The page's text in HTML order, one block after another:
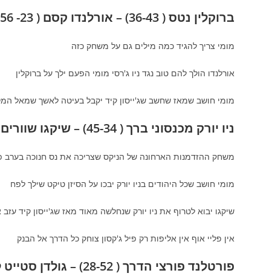
ברוקלין נטס ( 36-43) – אורלנדו קסם ( 23- 56 ) 1:00 שעון צומת רעננה
מומי צריך להגיד כמה מילים גם על משחק כזה
אורלנדו הולך להם טוב נגד ניו ג'רסי מומי הפעם ילך על ברוקלין
מומי חושב שמאז שחשב שג'ייסון קיד יקבל בעיטה לאשך שמאל
ניו יורק מכנסוני ברך ( 45-34) – שיקגו שוורים ( 32-47) 2:30 שעון כפרסבא
משחק ההזדמנות הארחונה של הניקס שצריכה את נס חנוכה
מומי חושב שכל היהודים בניו יורק יבכו על הסיזן טיקט שילך לפח
שיקגו יבוא לטרוף את ניו יורק שנחלשה מאוד מאז שג'ייסון קיד
אין פליי אוף אין אליפות רק פיל ג'קסון צוחק כל הדרך אל הבנק
פורטלנד פורצי הדרך ( 28-52) – גולדן סטייט לוחמים ( 30-49) 4:00 הרצליה פיתוח